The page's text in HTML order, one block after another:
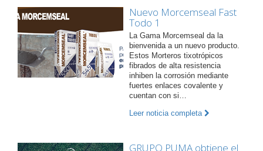
Nuevo Morcemseal Fast
Todo 1
La Gama Morcemseal da la
bienvenida a un nuevo producto.
Estos Morteros tixotrópicos
fibrados de alta resistencia
inhiben la corrosión mediante
fuertes enlaces covalente y
cuentan con si…
Leer noticia completa
GRUPO PUMA obtiene el